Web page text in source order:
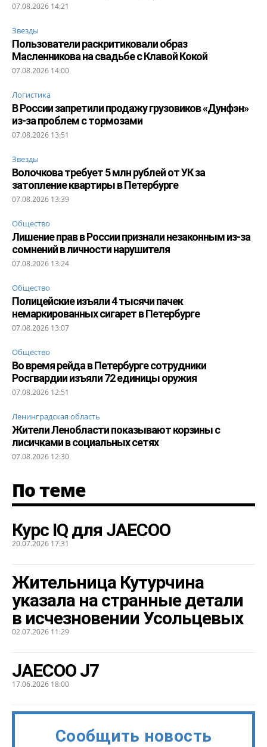
07.08.2026 14:21
Звезды
Пользователи раскритиковали образ
Масленникова на свадьбе с Клавой Кокой
07.08.2026 14:00
Логистика
В России запретили продажу грузовиков «Дунфэн»
из-за проблем с тормозами
07.08.2026 13:51
Звезды
Волочкова требует 5 млн рублей от УК за
затопление квартиры в Петербурге
07.08.2026 13:39
Общество
Лишение прав в России признали незаконным из-за
сомнений в личности нарушителя
07.08.2026 13:24
Общество
Полицейские изъяли 4 тысячи пачек
немаркированных сигарет в Петербурге
07.08.2026 13:07
Общество
Во время рейда в Петербурге сотрудники
Росгвардии изъяли 72 единицы оружия
07.08.2026 12:51
Ленинградская область
Жители Ленобласти показывают корзины с
лисичками в социальных сетях
07.08.2026 12:30
По теме
Курс IQ для JAECOO
20.07.2026 17:31
Жительница Кутурчина
указала на странные детали
в исчезновении Усольцевых
02.07.2026 11:29
JAECOO J7
17.06.2026 18:00
Сообщить новость